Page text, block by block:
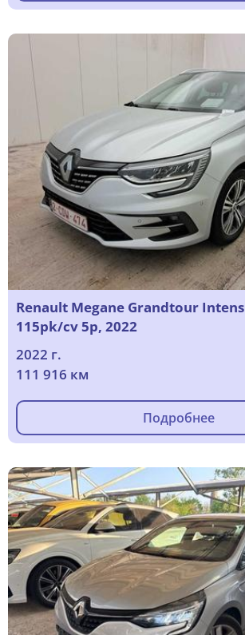
Renault Megane Grandtour Intens
115pk/cv 5p, 2022
2022 г.
111 916 км
Подробнее